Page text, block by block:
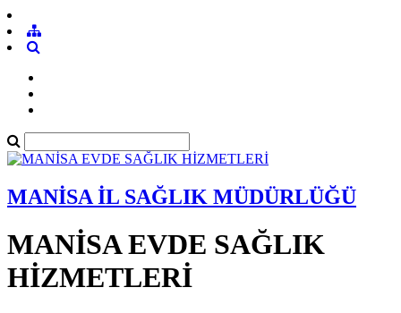
MANİSA İL SAĞLIK MÜDÜRLÜĞÜ
MANİSA EVDE SAĞLIK
HİZMETLERİ